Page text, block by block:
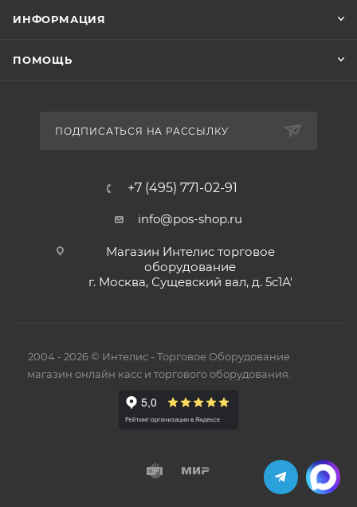
ИНФОРМАЦИЯ
ПОМОЩЬ
ПОДПИСАТЬСЯ НА РАССЫЛКУ
+7 (495) 771-02-91
info@pos-shop.ru
Магазин Интелис торговое
оборудование
г. Москва, Сущевский вал, д. 5с1А'
2004 - 2026 © Интелис - Торговое Оборудование
магазин онлайн касс и торгового оборудования.